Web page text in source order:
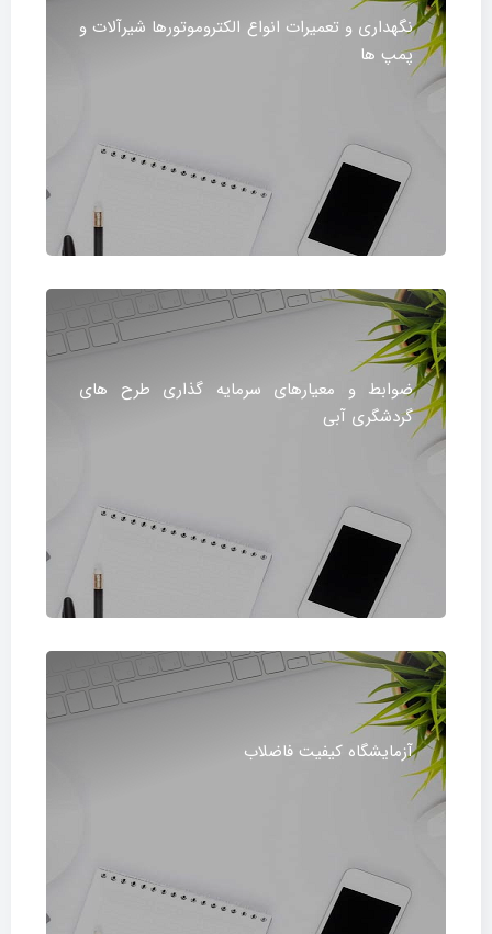
نگهداری و تعمیرات انواع الکتروموتورها شیرآلات و
پمپ ها
ضوابط و معیارهای سرمایه گذاری طرح های
گردشگری آبی
آزمایشگاه کیفیت فاضلاب